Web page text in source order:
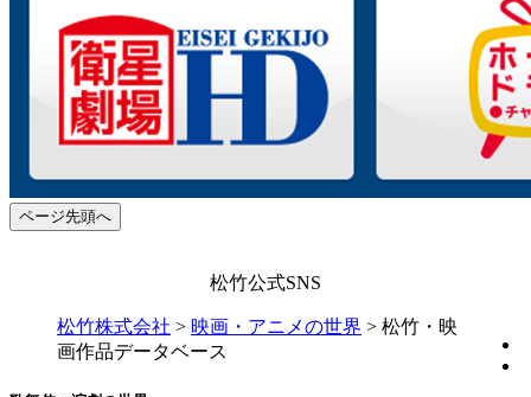
ページ先頭へ
松竹公式SNS
松竹株式会社 > 映画・アニメの世界 > 松竹・映
画作品データベース